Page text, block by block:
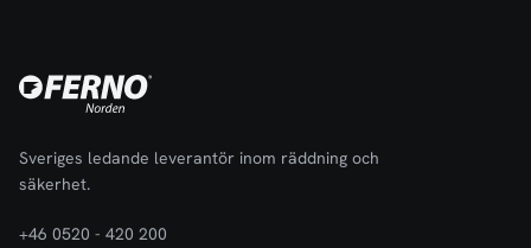
Sveriges ledande leverantör inom räddning och
säkerhet.
+46 0520 - 420 200